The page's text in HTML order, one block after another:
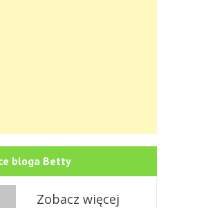
bloga Betty
Zobacz więcej